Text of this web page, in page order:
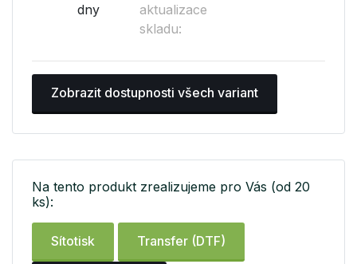
dny
aktualizace
skladu:
Zobrazit dostupnosti všech variant
Na tento produkt zrealizujeme pro Vás (od 20
ks):
Sítotisk Transfer (DTF)